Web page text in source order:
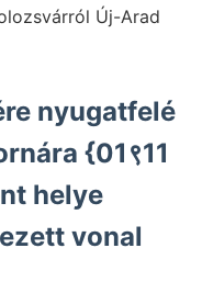
nyugatfelé
{01९11
helye
vonal